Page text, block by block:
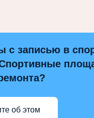
с записью в
об этом